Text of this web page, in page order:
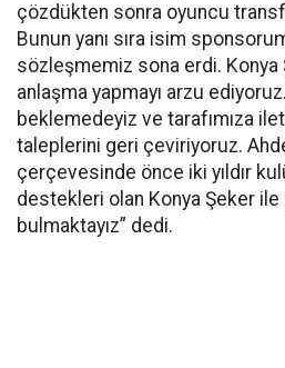
çözdükten sonra oyuncu
Bunun yanı sıra isim
sözleşmemiz sona erdi. Konya
anlaşma yapmayı arzu
beklemedeyiz ve tarafımıza
taleplerini geri çeviriyoruz.
çerçevesinde önce iki yıldır
destekleri olan Konya Şeker
bulmaktayız” dedi.